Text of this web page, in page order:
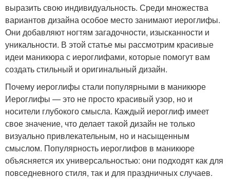
выразить свою индивидуальность. Среди множества
вариантов дизайна особое место занимают иероглифы.
Они добавляют ногтям загадочности, изысканности и
уникальности. В этой статье мы рассмотрим красивые
идеи маникюра с иероглифами, которые помогут вам
создать стильный и оригинальный дизайн.
Почему иероглифы стали популярными в маникюре
Иероглифы — это не просто красивый узор, но и
носители глубокого смысла. Каждый иероглиф имеет
свое значение, что делает такой дизайн не только
визуально привлекательным, но и насыщенным
смыслом. Популярность иероглифов в маникюре
объясняется их универсальностью: они подходят как для
повседневного стиля, так и для праздничных случаев.